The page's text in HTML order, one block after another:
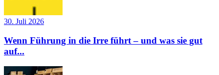
30. Juli 2026
Wenn Führung in die Irre führt – und was sie gut
auf...